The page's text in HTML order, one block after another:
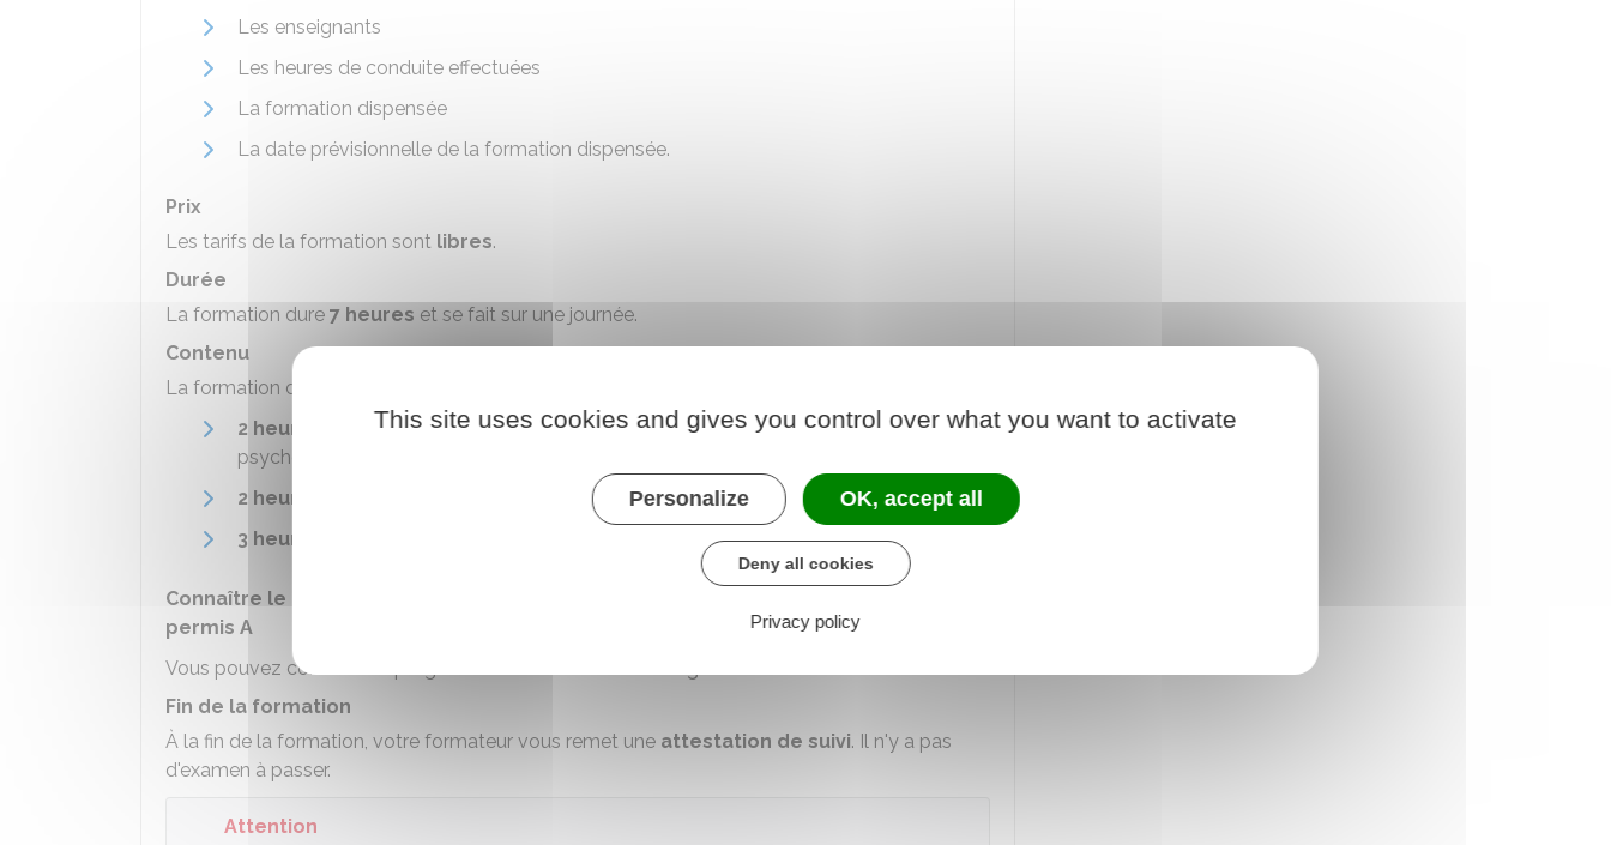
Les enseignants
Les heures de conduite effectuées
La formation dispensée
La date prévisionnelle de la formation dispensée.
Prix
Les tarifs de la formation sont libres.
Durée
La formation dure 7 heures et se fait sur une journée.
Contenu
La formation comporte
2 heures
théorie : accidentalité, vitesse, détectabilité, conduite et produits
psychoactifs (alcool, drogues, médicaments...)
2 heures
hors circulation
, sur plateau
3 heures
Connaître le programme détaillé de la formation passerelle du permis A2 vers le
permis A
Vous pouvez consulter le programme détaillé sur le
Fin de la formation
À la fin de la formation, votre formateur vous remet une attestation de suivi. Il n'y a pas
d'examen à passer.
Attention
This site uses cookies and gives you control over what you want to activate
Personalize OK, accept all
Deny all cookies
Privacy policy